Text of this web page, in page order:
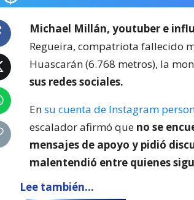
Michael Millán, youtuber e
Regueira, compatriota fallecido
Huascarán (6.768 metros), la
sus redes sociales.
Ensu cuenta de Instagram
escalador afirmó que no se
mensajes de apoyo y pidió
malentendió entre quienes
Lee también...